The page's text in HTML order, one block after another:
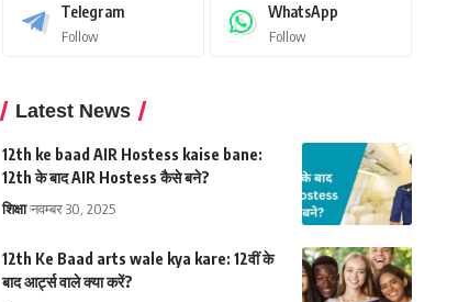
Telegram
Follow
WhatsApp
Follow
Latest News
12th ke baad AIR Hostess kaise bane:
12th के बाद AIR Hostess कैसे बने?
शिक्षा नवम्बर 30, 2025
12th Ke Baad arts wale kya kare: 12वीं के
बाद आर्ट्स वाले क्या करें?